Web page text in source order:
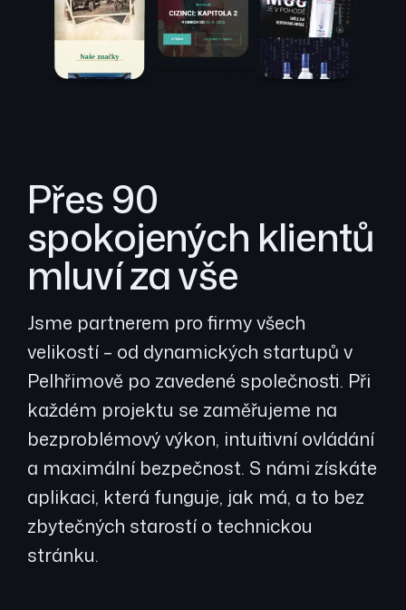
Přes 90
spokojených klientů
mluví za vše
Jsme partnerem pro firmy všech
velikostí – od dynamických startupů v
Pelhřimově po zavedené společnosti. Při
každém projektu se zaměřujeme na
bezproblémový výkon, intuitivní ovládání
a maximální bezpečnost. S námi získáte
aplikaci, která funguje, jak má, a to bez
zbytečných starostí o technickou
stránku.